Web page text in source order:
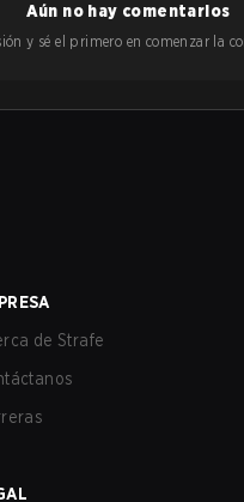
Aún no hay comentarios
y sé el primero en comenzar la
de Strafe